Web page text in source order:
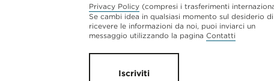
Privacy Policy (compresi i trasferimenti
Se cambi idea in qualsiasi momento sul desiderio di
ricevere le informazioni da noi, puoi inviarci un
messaggio utilizzando la pagina Contatti
Iscriviti